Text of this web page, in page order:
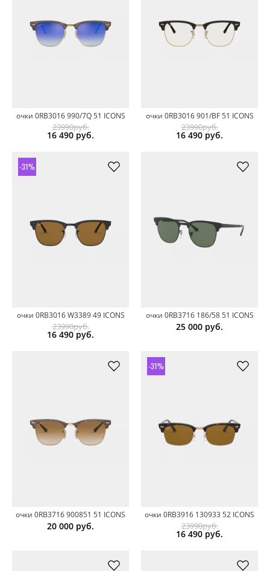
очки 0RB3016 990/7Q 51 ICONS
23990руб.
16 490 руб.
очки 0RB3016 901/BF 51 ICONS
23990руб.
16 490 руб.
-31%
очки 0RB3016 W3389 49 ICONS
23990руб.
16 490 руб.
очки 0RB3716 186/58 51 ICONS
25 000 руб.
очки 0RB3716 900851 51 ICONS
20 000 руб.
-31%
очки 0RB3916 130933 52 ICONS
23990руб.
16 490 руб.